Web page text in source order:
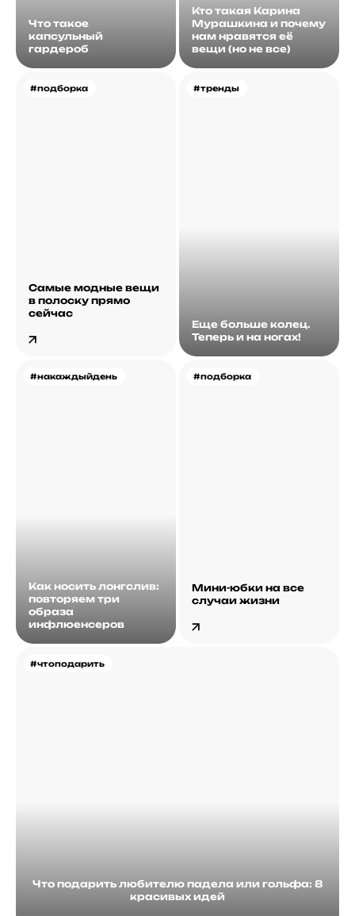
Что такое
капсульный
гардероб
Кто такая Карина
Мурашкина и почему
нам нравятся её
вещи (но не все)
#подборка
Самые модные вещи
в полоску прямо
сейчас
#тренды
Еще больше колец.
Теперь и на ногах!
#накаждыйдень
Как носить лонгслив:
повторяем три
образа
инфлюенсеров
#чтоподарить
Что подарить любителю падела или гольфа: 8
красивых идей
#подборка
Мини-юбки на все
случаи жизни